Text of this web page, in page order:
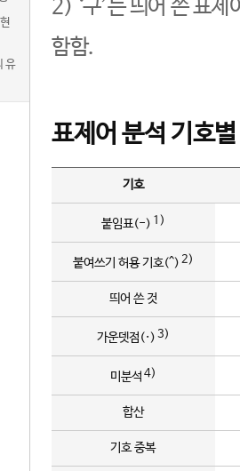
유
2) ‘구’는 띄어 쓴 표
함함.
표제어 분석 기호
기호
붙임표(-) 1)
붙여쓰기 허용 기호(^) 2)
띄어 쓴 것
가운뎃점(·) 3)
미분석 4)
합산
기호 중복